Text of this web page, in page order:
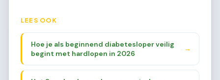
LEES OOK
Hoe je als beginnend diabetesloper veilig
begint met hardlopen in 2026
→